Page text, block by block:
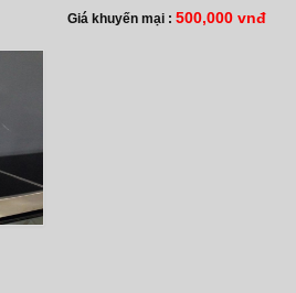
Giá khuyến mại : 500,000 vnđ